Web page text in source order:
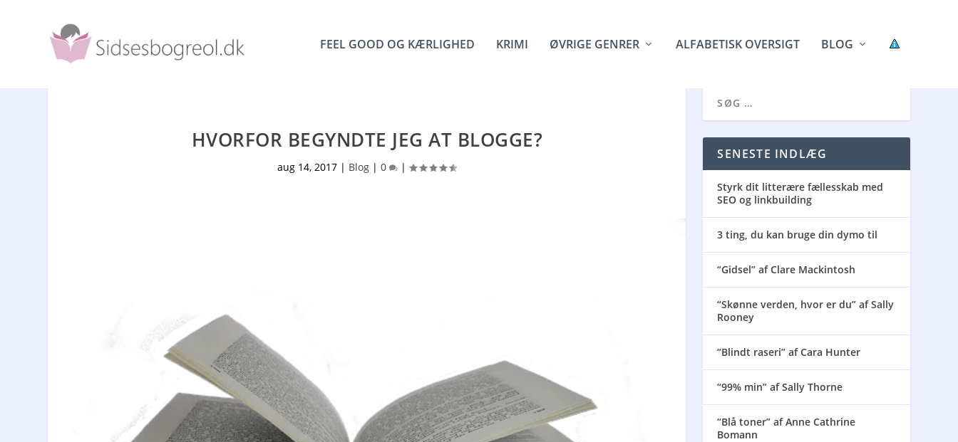
FEEL GOOD OG KÆRLIGHED KRIMI ØVRIGE GENRER ALFABETISK OVERSIGT BLOG
HVORFOR BEGYNDTE JEG AT BLOGGE?
aug 14, 2017 | Blog |0 |
SENESTE INDLÆG
Styrk dit litterære fællesskab med
SEO og linkbuilding
3 ting, du kan bruge din dymo til
“Gidsel” af Clare Mackintosh
“Skønne verden, hvor er du” af Sally
Rooney
“Blindt raseri” af Cara Hunter
“99% min” af Sally Thorne
“Blå toner” af Anne Cathrine
Bomann